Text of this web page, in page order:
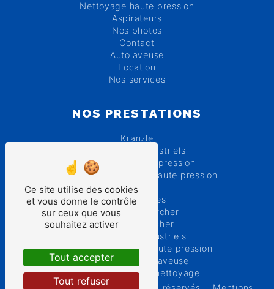
Nettoyage haute pression
Aspirateurs
Nos photos
Contact
Autolaveuse
Location
Nos services
NOS PRESTATIONS
Kranzle
Nettoyeurs industriels
Nettoyeurs haute pression
Réparation nettoyeur haute pression
Karcher
Autolaveuses
Réparation karcher
Location karcher
Aspirateurs industriels
Location nettoyeur haute pression
Réparation autolaveuse
Tous matériels de nettoyage
Ce site utilise des cookies
et vous donne le contrôle
sur ceux que vous
souhaitez activer
Tout accepter
Tout refuser